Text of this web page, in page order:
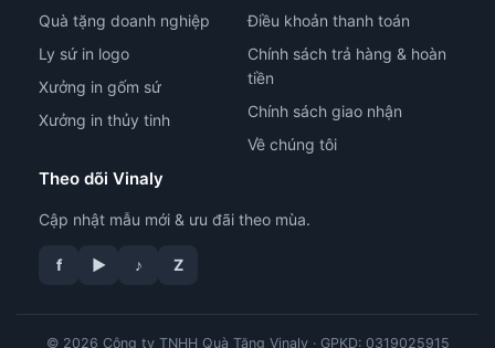
Quà tặng doanh nghiệp
Ly sứ in logo
Xưởng in gốm sứ
Xưởng in thủy tinh
Điều khoản thanh toán
Chính sách trả hàng & hoàn
tiền
Chính sách giao nhận
Về chúng tôi
Theo dõi Vinaly
Cập nhật mẫu mới & ưu đãi theo mùa.
f ▶ ♪ Z
© 2026 Công ty TNHH Quà Tặng Vinaly · GPKD: 0319025915